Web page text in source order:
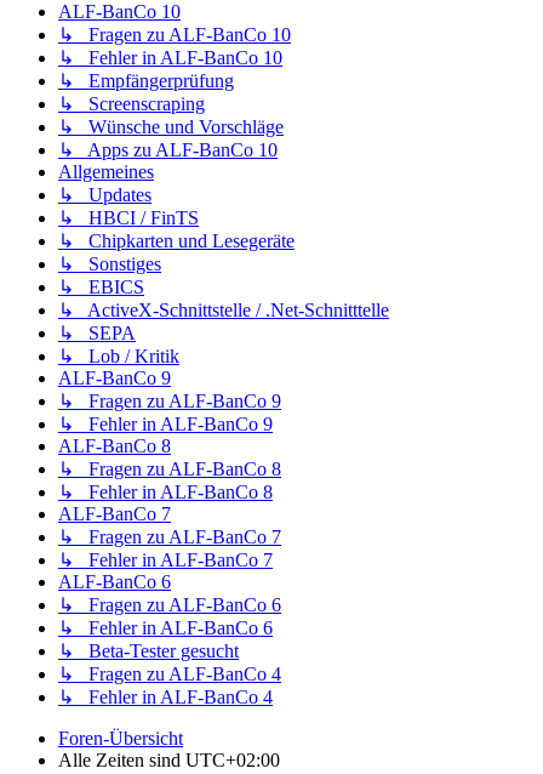
ALF-BanCo 10
↳ Fragen zu ALF-BanCo 10
↳ Fehler in ALF-BanCo 10
↳ Empfängerprüfung
↳ Screenscraping
↳ Wünsche und Vorschläge
↳ Apps zu ALF-BanCo 10
Allgemeines
↳ Updates
↳ HBCI / FinTS
↳ Chipkarten und Lesegeräte
↳ Sonstiges
↳ EBICS
↳ ActiveX-Schnittstelle / .Net-Schnitttelle
↳ SEPA
↳ Lob / Kritik
ALF-BanCo 9
↳ Fragen zu ALF-BanCo 9
↳ Fehler in ALF-BanCo 9
ALF-BanCo 8
↳ Fragen zu ALF-BanCo 8
↳ Fehler in ALF-BanCo 8
ALF-BanCo 7
↳ Fragen zu ALF-BanCo 7
↳ Fehler in ALF-BanCo 7
ALF-BanCo 6
↳ Fragen zu ALF-BanCo 6
↳ Fehler in ALF-BanCo 6
↳ Beta-Tester gesucht
↳ Fragen zu ALF-BanCo 4
↳ Fehler in ALF-BanCo 4
Foren-Übersicht
Alle Zeiten sind UTC+02:00